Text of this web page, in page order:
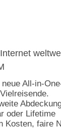
All-in-
oder Lifetime
Kosten, faire